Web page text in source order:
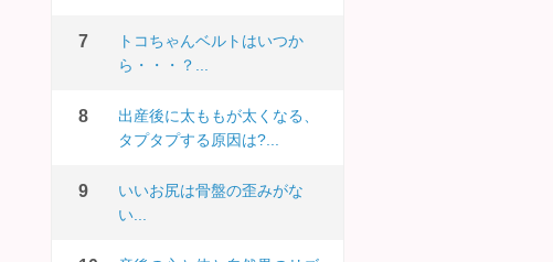
トコちゃんベルトはいつか
ら・・・？...
出産後に太ももが太くなる、
タプタプする原因は?...
いいお尻は骨盤の歪みがな
い...